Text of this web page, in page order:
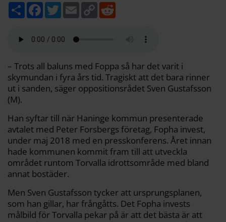
D
e
F
b
k
T
w
t
E
m
C
o
k
– Trots all baluns med Foppa så har det varit i
skymundan i fyra års tid. Tragiskt att det bara rinner
ut i sanden, säger oppositionsrådet Sven Gustafsson
(M).
Han syftar till när Haninge kommun presenterade
avtalet med Peter Forsbergs företag, Fopha invest,
under maj 2018 med en presskonferens. Året innan
hade kommunen kommit fram till att utveckla
området runtom Torvalla idrottsområde med bland
annat bostäder.
Men Sven Gustafsson tycker att ursprungsplanen,
som han gillar, har frångåtts. Det Fopha invests
målbild för Torvalla pekar på är att det bästa är att